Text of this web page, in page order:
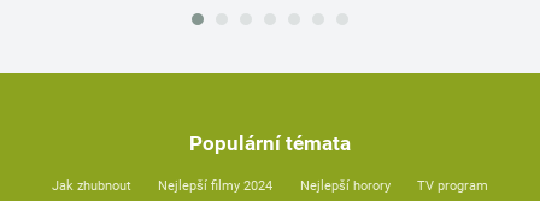
Populární témata
Jak zhubnout Nejlepší filmy 2024 Nejlepší horory TV program